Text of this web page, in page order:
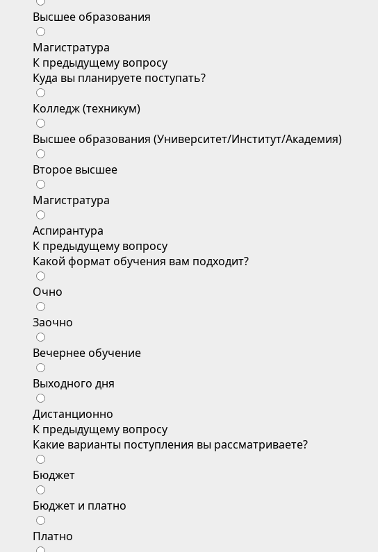
Высшее образования
Магистратура
К предыдущему вопросу
Куда вы планируете поступать?
Колледж (техникум)
Высшее образования (Университет/Институт/Академия)
Второе высшее
Магистратура
Аспирантура
К предыдущему вопросу
Какой формат обучения вам подходит?
Очно
Заочно
Вечернее обучение
Выходного дня
Дистанционно
К предыдущему вопросу
Какие варианты поступления вы рассматриваете?
Бюджет
Бюджет и платно
Платно